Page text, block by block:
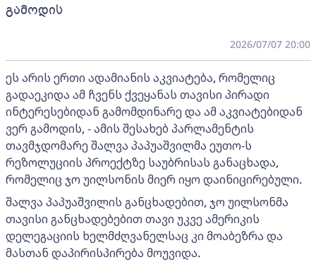
გამოდის
2026/07/07 20:00
ეს არის ერთი ადამიანის აკვიატება, რომელიც
გადაეკიდა ამ ჩვენს ქვეყანას თავისი პირადი
ინტერესებიდან გამომდინარე და ამ აკვიატებიდან
ვერ გამოდის, - ამის შესახებ პარლამენტის
თავმჯდომარე შალვა პაპუაშვილმა ეუთო-ს
რეზოლუციის პროექტზე საუბრისას განაცხადა,
რომელიც ჯო უილსონის მიერ იყო დაინიცირებული.
შალვა პაპუაშვილის განცხადებით, ჯო უილსონმა
თავისი განცხადებებით თავი უკვე ამერიკის
დელეგაციის ხელმძღვანელსაც კი მოაბეზრა და
მასთან დაპირისპირება მოუვიდა.